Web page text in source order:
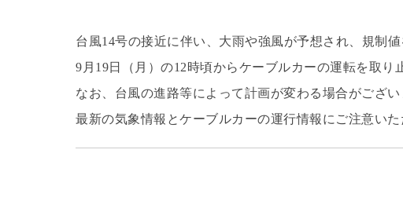
台風14号の接近に伴い、大雨や強風が予想され、規制
9月19日（月）の12時頃からケーブルカーの運転を取り
なお、台風の進路等によって計画が変わる場合がござい
最新の気象情報とケーブルカーの運行情報にご注意い